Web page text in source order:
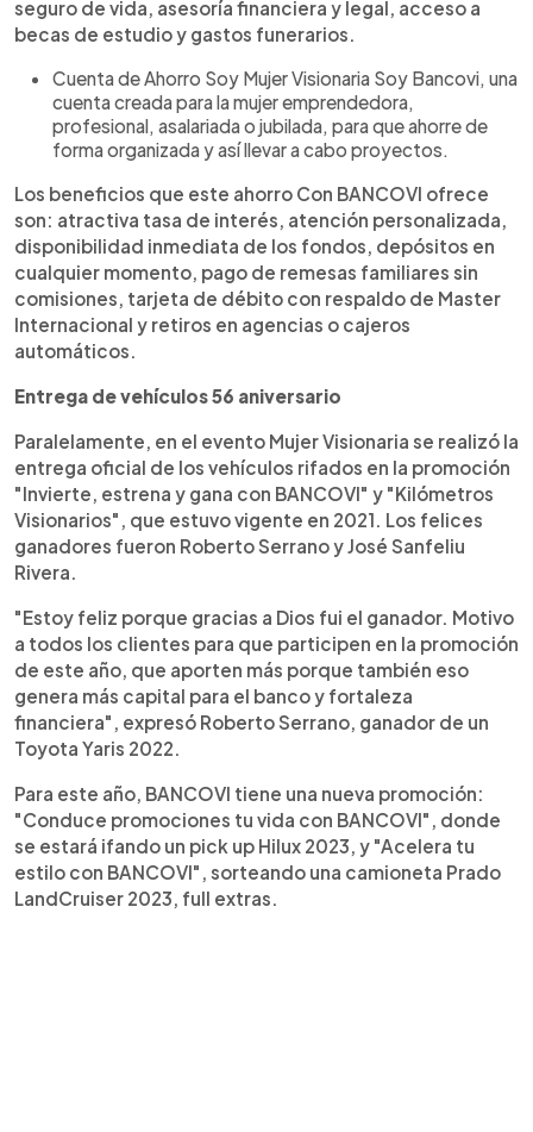
seguro de vida, asesoría financiera y legal, acceso a
becas de estudio y gastos funerarios.
Cuenta de Ahorro Soy Mujer Visionaria Soy Bancovi, una
cuenta creada para la mujer emprendedora,
profesional, asalariada o jubilada, para que ahorre de
forma organizada y así llevar a cabo proyectos.
Los beneficios que este ahorro Con BANCOVI ofrece
son: atractiva tasa de interés, atención personalizada,
disponibilidad inmediata de los fondos, depósitos en
cualquier momento, pago de remesas familiares sin
comisiones, tarjeta de débito con respaldo de Master
Internacional y retiros en agencias o cajeros
automáticos.
Entrega de vehículos 56 aniversario
Paralelamente, en el evento Mujer Visionaria se realizó la
entrega oficial de los vehículos rifados en la promoción
"Invierte, estrena y gana con BANCOVI" y "Kilómetros
Visionarios", que estuvo vigente en 2021. Los felices
ganadores fueron Roberto Serrano y José Sanfeliu
Rivera.
"Estoy feliz porque gracias a Dios fui el ganador. Motivo
a todos los clientes para que participen en la promoción
de este año, que aporten más porque también eso
genera más capital para el banco y fortaleza
financiera", expresó Roberto Serrano, ganador de un
Toyota Yaris 2022.
Para este año, BANCOVI tiene una nueva promoción:
"Conduce promociones tu vida con BANCOVI", donde
se estará ifando un pick up Hilux 2023, y "Acelera tu
estilo con BANCOVI", sorteando una camioneta Prado
LandCruiser 2023, full extras.